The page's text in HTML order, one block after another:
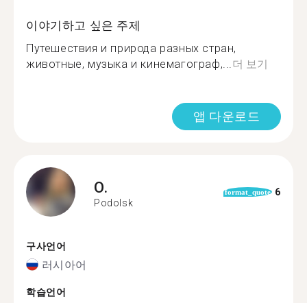
이야기하고 싶은 주제
Путешествия и природа разных стран,
животные, музыка и кинемагограф,...더 보기
앱 다운로드
O.
Podolsk
format_quote 6
구사언어
러시아어
학습언어